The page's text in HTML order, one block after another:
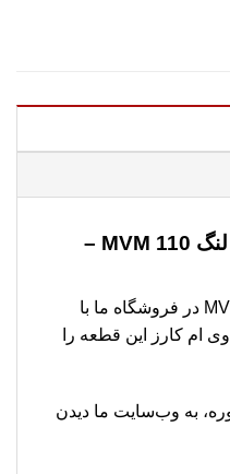
قیمت کاسه نمد سر میل لنگ MVM 110 –
کاسه نمد سر میل لنگ MVM 110 در فروشگاه ما با
ام کارز این قطعه را
به وب‌سایت ما دیدن